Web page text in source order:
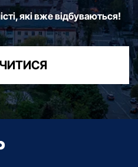
які вже відбуваються!